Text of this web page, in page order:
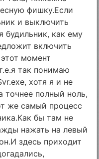
фишку.Если
и выключить
будильник, как ему
включить
момент
так понимаю
хотя я и не
точнее полный ноль,
же самый процесс
бы там не
нажать на левый
здесь приходит